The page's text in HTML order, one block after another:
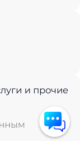
и прочие